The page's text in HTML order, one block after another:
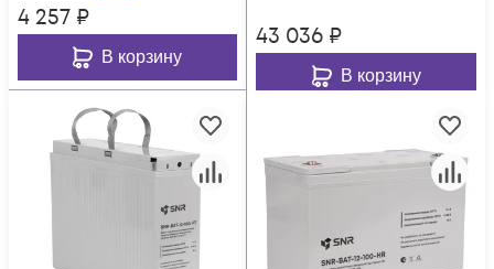
4 257 ₽
В корзину
43 036 ₽
В корзину